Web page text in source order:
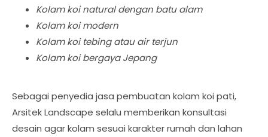
Kolam koi natural dengan batu alam
Kolam koi modern
Kolam koi tebing atau air terjun
Kolam koi bergaya Jepang
Sebagai penyedia jasa pembuatan kolam koi pati,
Arsitek Landscape selalu memberikan konsultasi
desain agar kolam sesuai karakter rumah dan lahan